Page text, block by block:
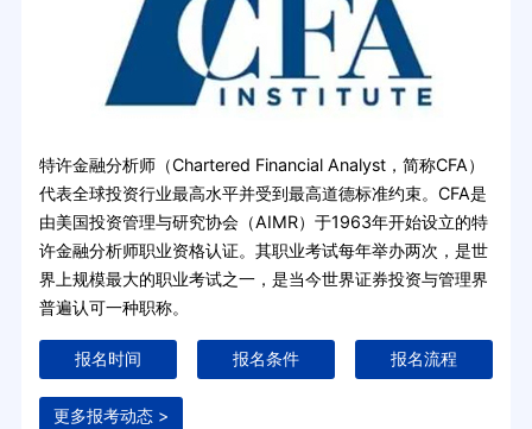
特许金融分析师（Chartered Financial Analyst，简称CFA）
代表全球投资行业最高水平并受到最高道德标准约束。CFA是
由美国投资管理与研究协会（AIMR）于1963年开始设立的特
许金融分析师职业资格认证。其职业考试每年举办两次，是世
界上规模最大的职业考试之一，是当今世界证券投资与管理界
普遍认可一种职称。
报名时间 报名条件 报名流程
更多报考动态 >